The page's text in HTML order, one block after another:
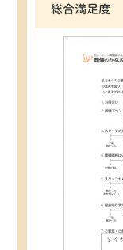
総合満足度